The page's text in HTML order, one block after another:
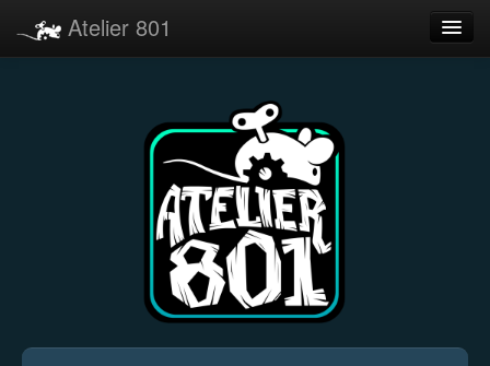
Atelier 801